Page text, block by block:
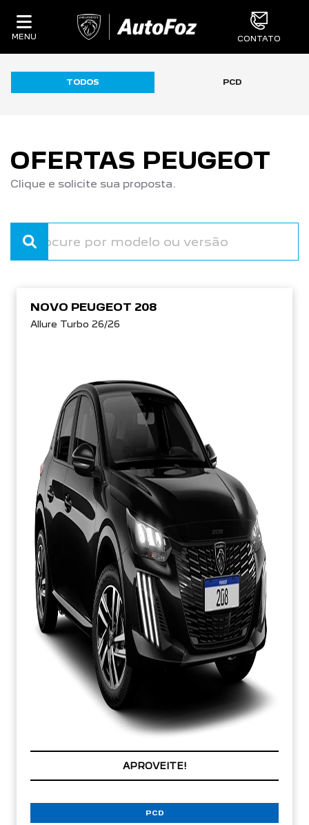
MENU CONTATO
TODOS PCD
OFERTAS PEUGEOT
Clique e solicite sua proposta.
NOVO PEUGEOT 208
Allure Turbo 26/26
APROVEITE!
PCD